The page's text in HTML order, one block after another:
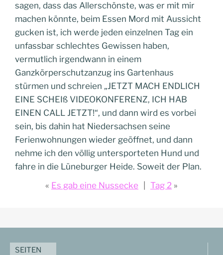
sagen, dass das Allerschönste, was er mit mir
machen könnte, beim Essen Mord mit Aussicht
gucken ist, ich werde jeden einzelnen Tag ein
unfassbar schlechtes Gewissen haben,
vermutlich irgendwann in einem
Ganzkörperschutzanzug ins Gartenhaus
stürmen und schreien „JETZT MACH ENDLICH
EINE SCHEIß VIDEOKONFERENZ, ICH HAB
EINEN CALL JETZT!“, und dann wird es vorbei
sein, bis dahin hat Niedersachsen seine
Ferienwohnungen wieder geöffnet, und dann
nehme ich den völlig untersporteten Hund und
fahre in die Lüneburger Heide. Soweit der Plan.
Es gab eine Nussecke
Tag 2
SEITEN